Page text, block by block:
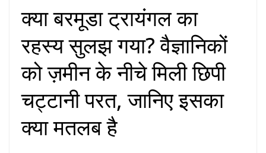
क्या बरमूडा ट्रायंगल का
रहस्य सुलझ गया? वैज्ञानिकों
को ज़मीन के नीचे मिली छिपी
चट्टानी परत, जानिए इसका
क्या मतलब है